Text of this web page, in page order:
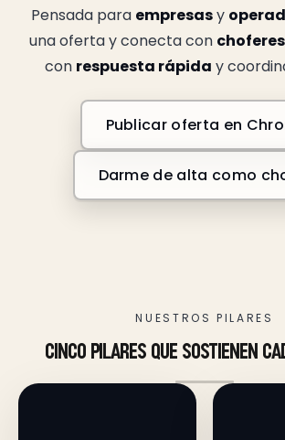
Pensada para empresasy
una oferta y conecta con
con respuesta rápida y
Publicar oferta en
Darme de alta como
NUESTROS PILARES
cinco pilares que sostienen